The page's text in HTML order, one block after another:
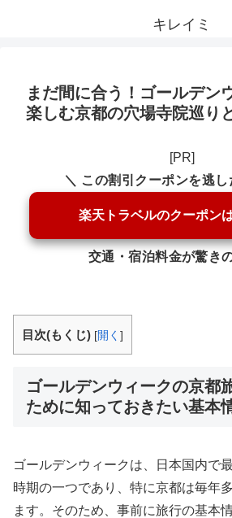
キレイミ
まだ間に合う！ゴールデン
楽しむ京都の穴場寺院巡り
[PR]
＼ この割引クーポンを逃し
楽天トラベルのクーポン
交通・宿泊料金が驚き
目次(もくじ) [開く ]
ゴールデンウィークの京都
ために知っておきたい基本
ゴールデンウィークは、日本国内で
時期の一つであり、特に京都は毎年
ます。そのため、事前に旅行の基本